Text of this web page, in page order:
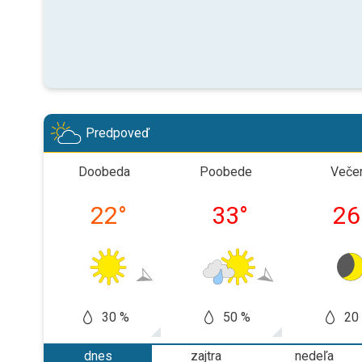
Predpoveď
Doobeda
22°
30 %
Poobede
33°
50 %
26
20
dnes
zajtra
nedeľa